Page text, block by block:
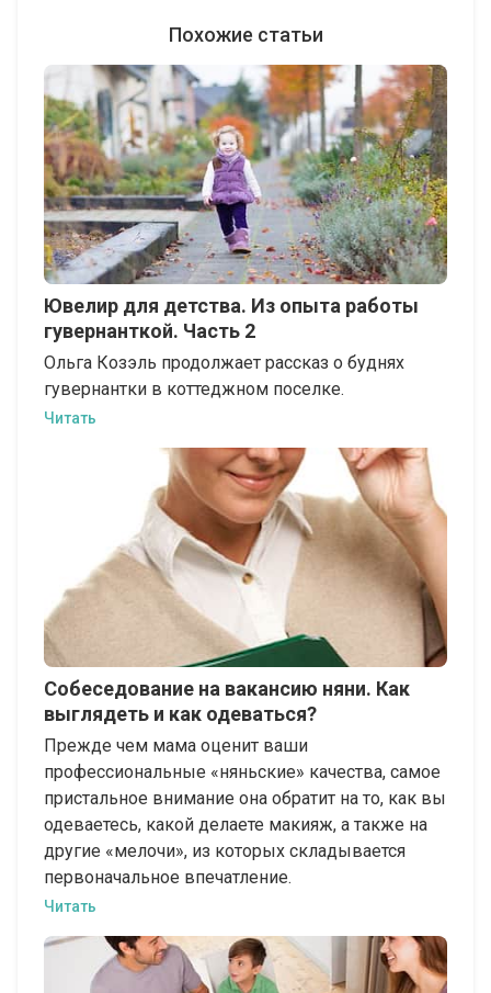
Похожие статьи
Ювелир для детства. Из опыта работы
гувернанткой. Часть 2
Ольга Козэль продолжает рассказ о буднях
гувернантки в коттеджном поселке.
Читать
Собеседование на вакансию няни. Как
выглядеть и как одеваться?
Прежде чем мама оценит ваши
профессиональные «няньские» качества, самое
пристальное внимание она обратит на то, как вы
одеваетесь, какой делаете макияж, а также на
другие «мелочи», из которых складывается
первоначальное впечатление.
Читать